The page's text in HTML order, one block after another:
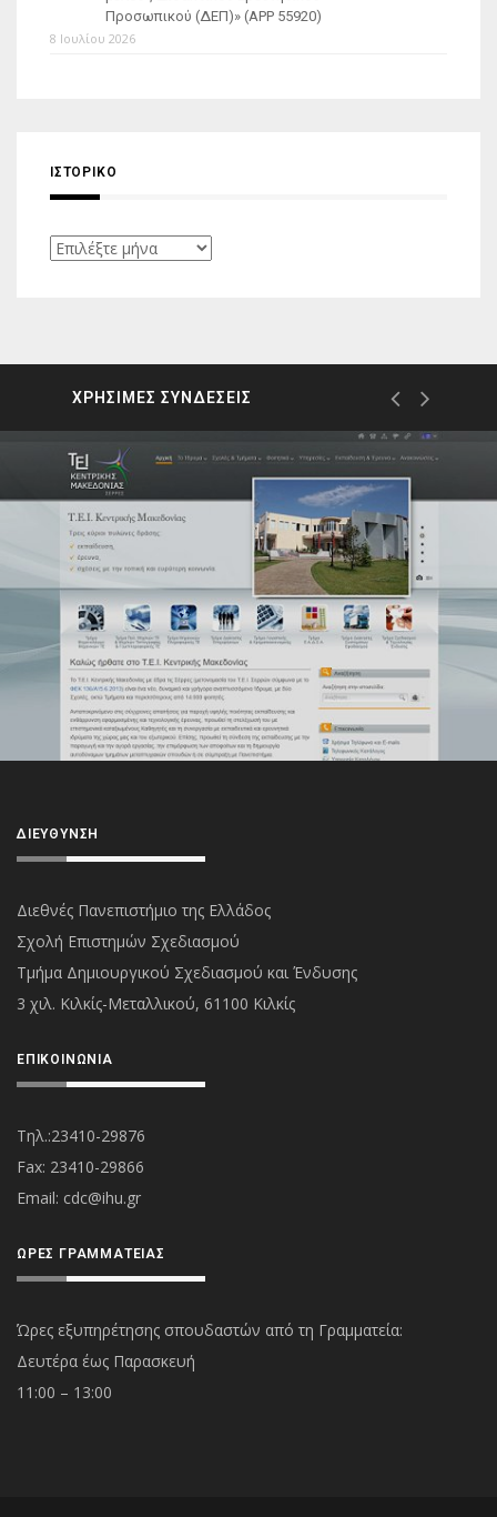
Προσωπικού (ΔΕΠ)» (APP 55920)
8 Ιουλίου 2026
ΙΣΤΟΡΙΚΌ
Ιστορικό
ΧΡΗΣΙΜΕΣ ΣΥΝΔΕΣΕΙΣ
ΔΙΕΎΘΥΝΣΗ
Διεθνές Πανεπιστήμιο της Ελλάδος
Σχολή Επιστημών Σχεδιασμού
Τμήμα Δημιουργικού Σχεδιασμού και Ένδυσης
3 χιλ. Κιλκίς-Μεταλλικού, 61100 Κιλκίς
ΕΠΙΚΟΙΝΩΝΊΑ
Τηλ.:23410-29876
Fax: 23410-29866
Εmail: cdc@ihu.gr
ΏΡΕΣ ΓΡΑΜΜΑΤΕΊΑΣ
Ώρες εξυπηρέτησης σπουδαστών από τη Γραμματεία:
Δευτέρα έως Παρασκευή
11:00 – 13:00